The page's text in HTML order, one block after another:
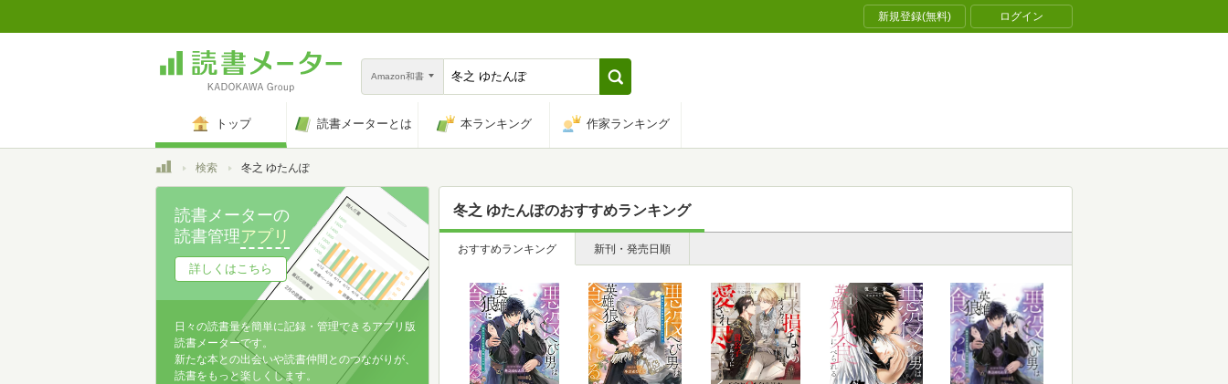
新規登録(無料) ログイン
Amazon和書
トップ 読書メーターとは 本ランキング 作家ランキング
トップ検索 冬之 ゆたんぽ
冬之 ゆたんぽのおすすめランキング
おすすめランキング 新刊・発売日順
読書メーターの
読書管理アプリ
詳しくはこちら
日々の読書量を簡単に記録・管理できるアプリ版
読書メーターです。
新たな本との出会いや読書仲間とのつながりが、
読書をもっと楽しくします。